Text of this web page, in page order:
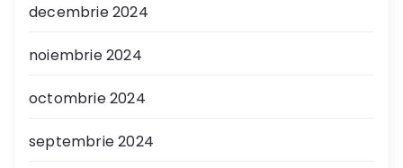
decembrie 2024
noiembrie 2024
octombrie 2024
septembrie 2024